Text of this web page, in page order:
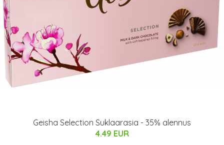
Geisha Selection Suklaarasia - 35% alennus
4.49 EUR